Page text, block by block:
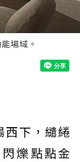
場域。
西下，繾綣
爍點點金